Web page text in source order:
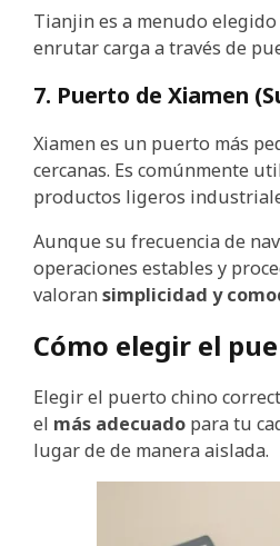
Tianjin es a menudo
enrutar carga a través de
7. Puerto de Xiamen
Xiamen es un puerto más
cercanas. Es comúnmente
productos ligeros
Aunque su frecuencia de
operaciones estables y
valoransimplicidad y
Cómo elegir el
Elegir el puerto chino
el más adecuadopara tu
lugar de de manera aislada.